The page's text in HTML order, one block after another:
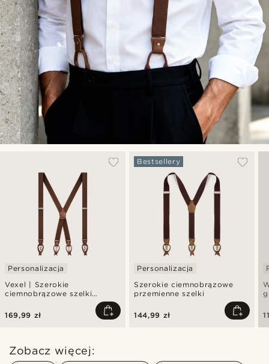
Vexel | Szerokie
ciemnobrązowe szelki
przemienne w stylu X na
klipsy
Personalizacja
169,99 zł
Szerokie ciemnobrązowe
przemienne szelki
Bestsellery
Personalizacja
144,99 zł
Zobacz więcej: